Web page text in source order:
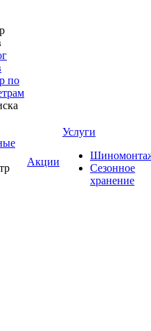
по
Акции
Услуги
Сезонное
хранение